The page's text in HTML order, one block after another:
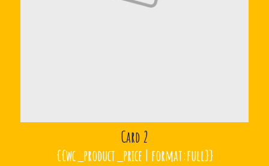
Card 2
{{wc_product_price | format:full}}